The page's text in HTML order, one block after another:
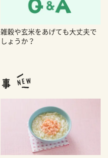
雑穀や玄米をあげても大丈夫で
しょうか？